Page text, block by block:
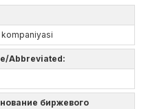
Abbreviated:
биржевого